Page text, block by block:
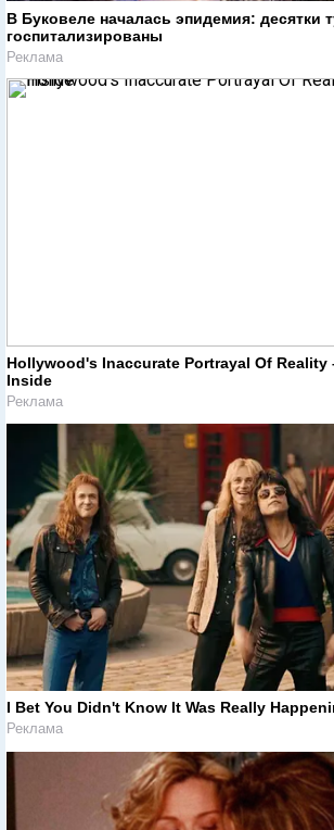
В Буковеле началась эпидемия: десятки
госпитализированы
Реклама
Hollywood's Inaccurate Portrayal Of Reality
Inside
Реклама
I Bet You Didn't Know It Was Really
Реклама